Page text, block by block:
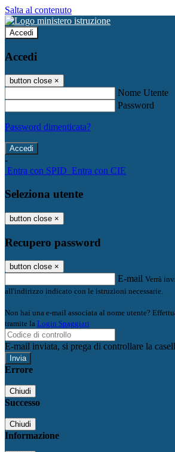
Salta al contenuto
Accedi
Accedi
button close ×
Nome Utente
Password
Password dimenticata?
-
Entra con SPID Entra con CIE
Seleziona utente
button close ×
Recupero password
button close ×
E-mail Verrà
all'indirizzo indicato con le istruzioni necessarie.
Non hai una e-mail associata al nome utente?
tramite la Login Spaggiari
E-mail inviata, si prega di controllare la
Errore
Chiudi
Successo
Chiudi
Informazione